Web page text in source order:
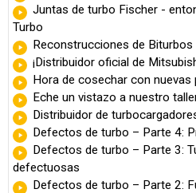
Juntas de turbo Fischer -
Turbo
Reconstrucciones de Biturbos
¡Distribuidor oficial de
Hora de cosechar con
Eche un vistazo a nuestro
Distribuidor de
Defectos de turbo – Parte 4:
Defectos de turbo – Parte 3:
defectuosas
Defectos de turbo – Parte 2: